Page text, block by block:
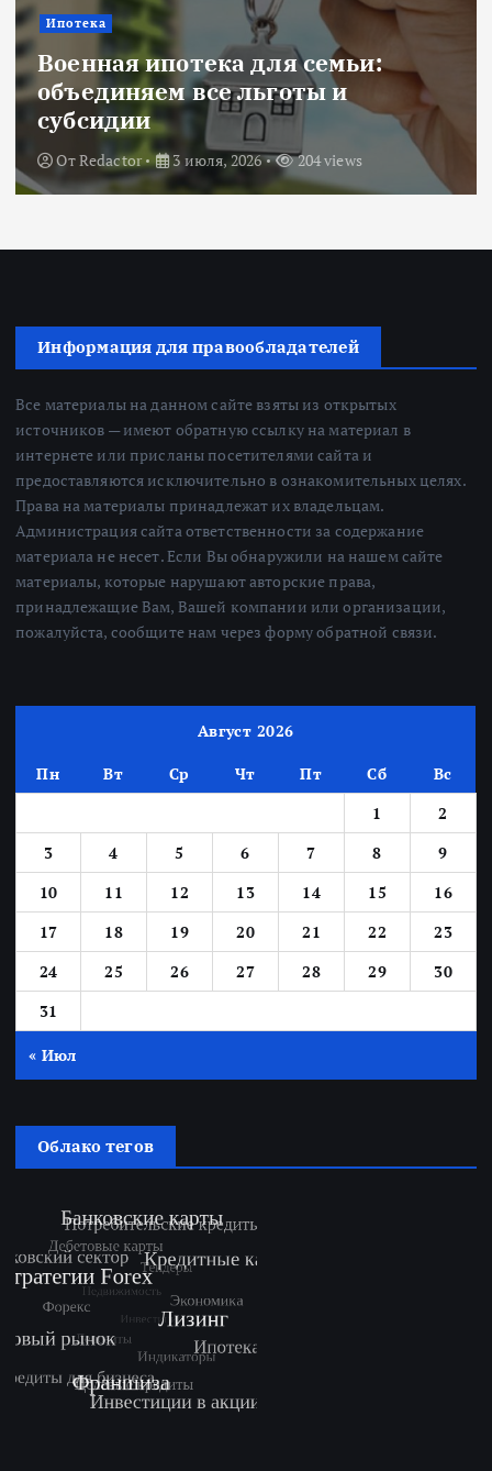
Новости
Title: ИИ в финансовом секторе:
оценка рисков и выбор банка
ОтRedactor 18 июня, 2026 224 views
Информация для правообладателей
Все материалы на данном сайте взяты из открытых
источников — имеют обратную ссылку на материал в
интернете или присланы посетителями сайта и
предоставляются исключительно в ознакомительных целях.
Права на материалы принадлежат их владельцам.
Администрация сайта ответственности за содержание
материала не несет. Если Вы обнаружили на нашем сайте
материалы, которые нарушают авторские права,
принадлежащие Вам, Вашей компании или организации,
пожалуйста, сообщите нам через форму обратной связи.
Август 2026
Пн Вт Ср Чт Пт Сб
Вс
1
2
3
4 5 6 7 8
9
10
11 12 13 14 15
16
17
18 19 20 21 22
23
24
25 26 27 28 29
30
31
« Июл
Облако тегов